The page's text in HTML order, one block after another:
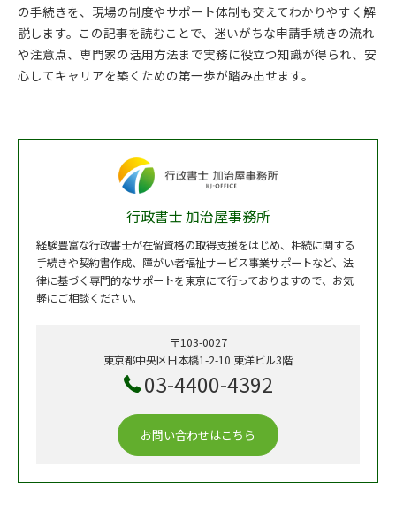
の手続きを、現場の制度やサポート体制も交えてわかりやすく解
説します。この記事を読むことで、迷いがちな申請手続きの流れ
や注意点、専門家の活用方法まで実務に役立つ知識が得られ、安
心してキャリアを築くための第一歩が踏み出せます。
行政書士 加治屋事務所
経験豊富な行政書士が在留資格の取得支援をはじめ、相続に関する
手続きや契約書作成、障がい者福祉サービス事業サポートなど、法
律に基づく専門的なサポートを東京にて行っておりますので、お気
軽にご相談ください。
〒103-0027
東京都中央区日本橋1-2-10 東洋ビル3階
03-4400-4392
お問い合わせはこちら